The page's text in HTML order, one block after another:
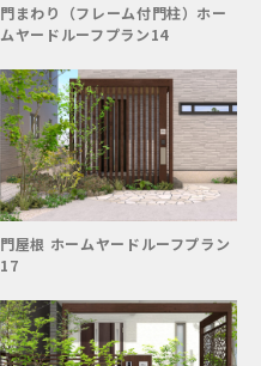
門まわり（フレーム付門柱）ホー
ムヤードルーフプラン14
門屋根 ホームヤードルーフプラン
17